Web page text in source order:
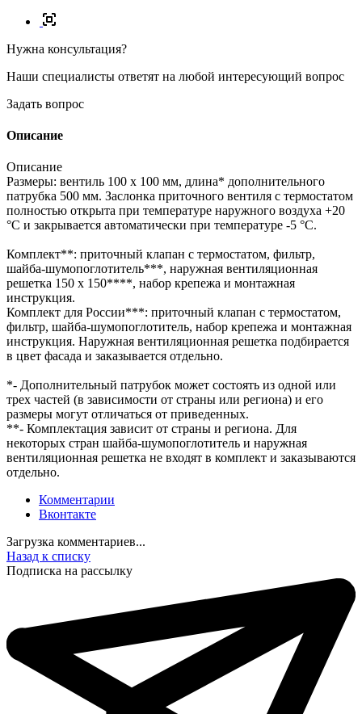
Нужна консультация?
Наши специалисты ответят на любой интересующий вопрос
Задать вопрос
Описание
Описание
Размеры: вентиль 100 x 100 мм, длина* дополнительного
патрубка 500 мм. Заслонка приточного вентиля с термостатом
полностью открыта при температуре наружного воздуха +20
°C и закрывается автоматически при температуре -5 °C.
Комплект**: приточный клапан с термостатом, фильтр,
шайба-шумопоглотитель***, наружная вентиляционная
решетка 150 х 150****, набор крепежа и монтажная
инструкция.
Комплект для России***: приточный клапан с термостатом,
фильтр, шайба-шумопоглотитель, набор крепежа и монтажная
инструкция. Наружная вентиляционная решетка подбирается
в цвет фасада и заказывается отдельно.
*- Дополнительный патрубок может состоять из одной или
трех частей (в зависимости от страны или региона) и его
размеры могут отличаться от приведенных.
**- Комплектация зависит от страны и региона. Для
некоторых стран шайба-шумопоглотитель и наружная
вентиляционная решетка не входят в комплект и заказываются
отдельно.
Комментарии
Вконтакте
Загрузка комментариев...
Назад к списку
Подписка на рассылку